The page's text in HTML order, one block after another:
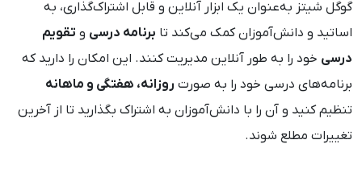
گوگل شیتز به‌عنوان یک ابزار آنلاین و قابل اشتراک‌گذاری، به
اساتید و دانش‌آموزان کمک می‌کند تا برنامه درسی و تقویم
درسی خود را به طور آنلاین مدیریت کنند. این امکان را دارید که
برنامه‌های درسی خود را به صورت روزانه، هفتگی و ماهانه
تنظیم کنید و آن را با دانش‌آموزان به اشتراک بگذارید تا از آخرین
تغییرات مطلع شوند.